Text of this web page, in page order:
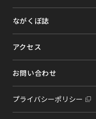
ながくぼ誌
アクセス
お問い合わせ
プライバシーポリシー